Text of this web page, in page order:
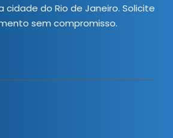
cidade do Rio de Janeiro. Solicite
sem compromisso.